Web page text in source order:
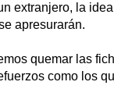
extranjero, la
apresurarán.
quemar las
como los